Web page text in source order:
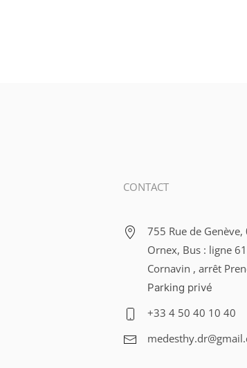
CONTACT
755 Rue de Genève,
Ornex, Bus : ligne
Cornavin , arrêt
Parking privé
+33 4 50 40 10 40